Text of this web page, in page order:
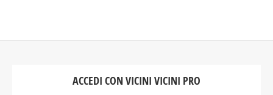
ACCEDI CON VICINI VICINI PRO